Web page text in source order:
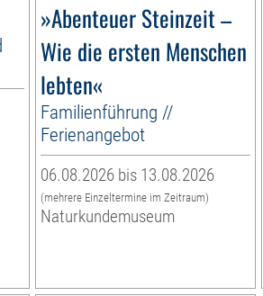
»Abenteuer Steinzeit –
Wie die ersten Menschen
lebten«
Familienführung //
Ferienangebot
06.08.2026 bis 13.08.2026
(mehrere Einzeltermine im Zeitraum)
Naturkundemuseum